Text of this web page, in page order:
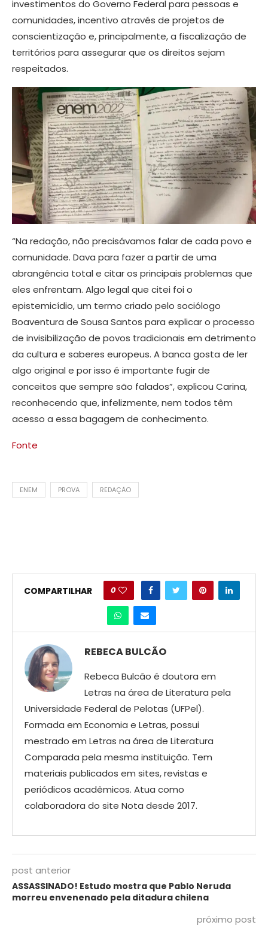
investimentos do Governo Federal para pessoas e
comunidades, incentivo através de projetos de
conscientização e, principalmente, a fiscalização de
territórios para assegurar que os direitos sejam
respeitados.
“Na redação, não precisávamos falar de cada povo e
comunidade. Dava para fazer a partir de uma
abrangência total e citar os principais problemas que
eles enfrentam. Algo legal que citei foi o
epistemicídio, um termo criado pelo sociólogo
Boaventura de Sousa Santos para explicar o processo
de invisibilização de povos tradicionais em detrimento
da cultura e saberes europeus. A banca gosta de ler
algo original e por isso é importante fugir de
conceitos que sempre são falados”, explicou Carina,
reconhecendo que, infelizmente, nem todos têm
acesso a essa bagagem de conhecimento.
Fonte
ENEM PROVA REDAÇÃO
COMPARTILHAR 0
REBECA BULCÃO
Rebeca Bulcão é doutora em
Letras na área de Literatura pela
Universidade Federal de Pelotas (UFPel).
Formada em Economia e Letras, possui
mestrado em Letras na área de Literatura
Comparada pela mesma instituição. Tem
materiais publicados em sites, revistas e
periódicos acadêmicos. Atua como
colaboradora do site Nota desde 2017.
post anterior
ASSASSINADO! Estudo mostra que Pablo Neruda
morreu envenenado pela ditadura chilena
próximo post